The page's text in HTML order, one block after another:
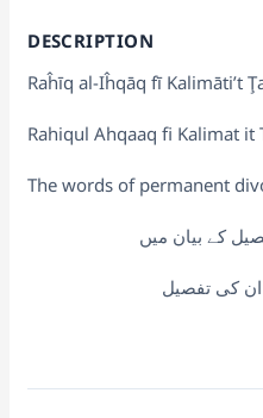
DESCRIPTION
Raĥīq al-Iĥqāq fī Kalimāti’t
Rahiqul Ahqaaq fi Kalimat it
The words of permanent
کے بیان میں
ان کی تفصیل